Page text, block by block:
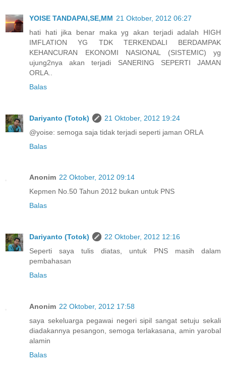
YOISE TANDAPAI,SE,MM 21 Oktober, 2012 06:27
hati hati jika benar maka yg akan terjadi adalah HIGH
IMFLATION YG TDK TERKENDALI BERDAMPAK
KEHANCURAN EKONOMI NASIONAL (SISTEMIC) yg
ujung2nya akan terjadi SANERING SEPERTI JAMAN
ORLA..
Balas
Dariyanto (Totok)
21 Oktober, 2012 19:24
@yoise: semoga saja tidak terjadi seperti jaman ORLA
Balas
Anonim 22 Oktober, 2012 09:14
Kepmen No.50 Tahun 2012 bukan untuk PNS
Balas
Dariyanto (Totok)
22 Oktober, 2012 12:16
Seperti saya tulis diatas, untuk PNS masih dalam
pembahasan
Balas
Anonim 22 Oktober, 2012 17:58
saya sekeluarga pegawai negeri sipil sangat setuju sekali
diadakannya pesangon, semoga terlakasana, amin yarobal
alamin
Balas